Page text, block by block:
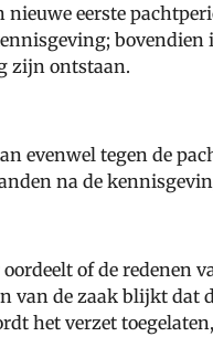
nieuwe eerste
zijn ontstaan.
evenwel tegen de
na de
oordeelt of de redenen
van de zaak blijkt dat
het verzet